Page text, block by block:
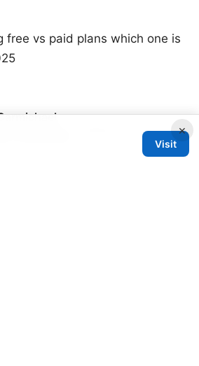
free vs paid plans which one is
×
Visit